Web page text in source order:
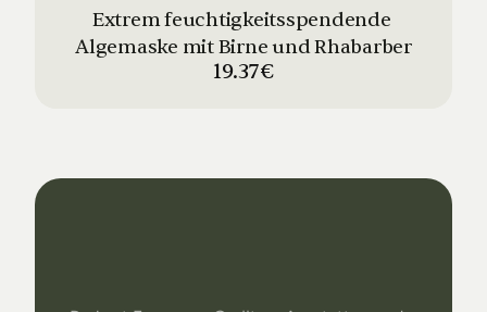
Extrem feuchtigkeitsspendende
Algemaske mit Birne und Rhabarber
19.37€